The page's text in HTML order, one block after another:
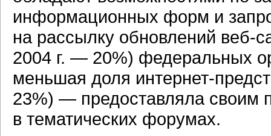
информационных форм и
на рассылку обновлений веб-
2004 г. — 20%) федеральных
меньшая доля интернет-
23%) — предоставляла своим
в тематических форумах.